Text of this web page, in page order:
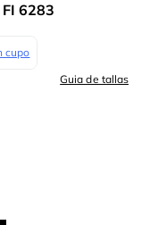
FI 6283
Guia de tallas